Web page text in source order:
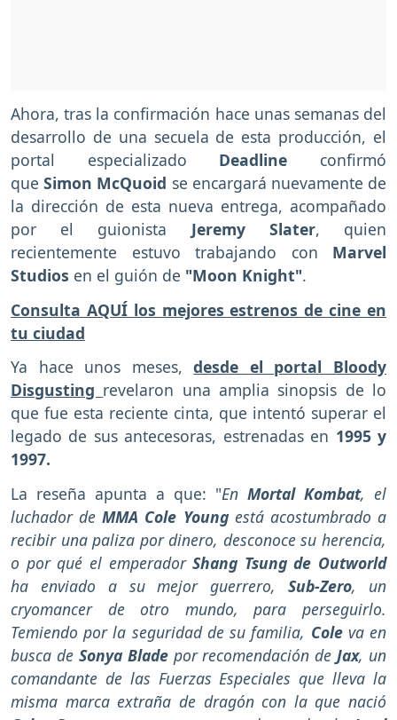
Ahora, tras la confirmación hace unas semanas del
desarrollo de una secuela de esta producción, el
portal especializado Deadline confirmó
queSimon McQuoid se encargará nuevamente de
la dirección de esta nueva entrega, acompañado
por el guionista Jeremy Slater, quien
recientemente estuvo trabajando con Marvel
Studios en el guión de "Moon Knight".
Consulta AQUÍ los mejores estrenos de cine en
tu ciudad
Ya hace unos meses,desde el portal Bloody
Disgusting revelaron una amplia sinopsis de lo
que fue esta reciente cinta, que intentó superar el
legado de sus antecesoras, estrenadas en 1995 y
1997.
La reseña apunta a que: "En Mortal Kombat, el
luchador deMMA Cole Youngestá acostumbrado a
recibir una paliza por dinero, desconoce su herencia,
o por qué el emperadorShang Tsung de Outworld
ha enviado a su mejor guerrero, Sub-Zero, un
cryomancer de otro mundo, para perseguirlo.
Temiendo por la seguridad de su familia, Coleva en
busca deSonya Bladepor recomendación deJax, un
comandante de las Fuerzas Especiales que lleva la
misma marca extraña de dragón con la que nació